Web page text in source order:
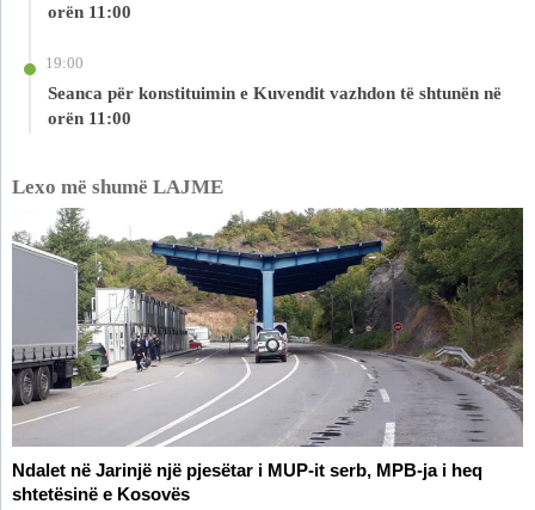
orën 11:00
19:00
Seanca për konstituimin e Kuvendit vazhdon të shtunën në
orën 11:00
Lexo më shumë LAJME
Ndalet në Jarinjë një pjesëtar i MUP-it serb, MPB-ja i heq
shtetësinë e Kosovës